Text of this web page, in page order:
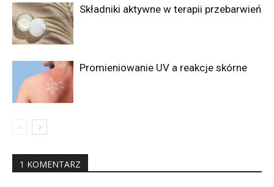
Składniki aktywne w terapii przebarwień
Promieniowanie UV a reakcje skórne
1 KOMENTARZ